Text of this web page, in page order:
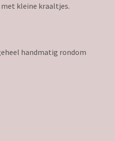
kleine kraaltjes.
handmatig rondom